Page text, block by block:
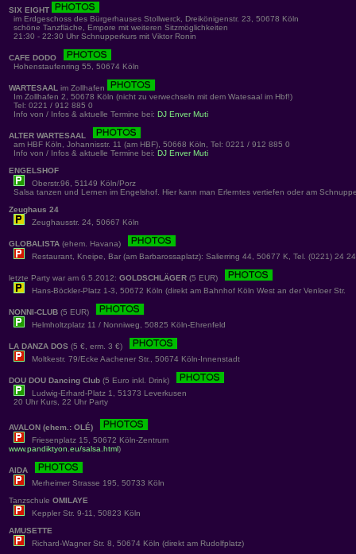
SIX EIGHT
im Erdgeschoss des Bürgerhauses Stollwerck, Dreikönigenstr. 23, 50678 Köln
schöne Tanzfläche, Empore mit weiteren Sitzmöglichkeiten
21:30 - 22:30 Uhr Schnupperkurs mit Viktor Ronin
CAFE DODO
Hohenstaufenring 55, 50674 Köln
WARTESAAL im Zollhafen
Im Zollhafen 2, 50678 Köln (nicht zu verwechseln mit dem Watesaal im Hbf!)
Tel: 0221 / 912 885 0
Info von / Infos & aktuelle Termine bei: DJ Enver Muti
ALTER WARTESAAL
am HBF Köln, Johannisstr. 11 (am HBF), 50668 Köln, Tel: 0221 / 912 885 0
Info von / Infos & aktuelle Termine bei: DJ Enver Muti
ENGELSHOF
Oberstr.96, 51149 Köln/Porz
Salsa tanzen und Lernen im Engelshof. Hier kann man Erlerntes vertiefen oder am
Zeughaus 24
Zeughausstr. 24, 50667 Köln
GLOBALISTA (ehem. Havana)
Restaurant, Kneipe, Bar (am Barbarossaplatz): Salierring 44, 50677 K, Tel. (0221) 24
letzte Party war am 6.5.2012: GOLDSCHLÄGER (5 EUR)
Hans-Böckler-Platz 1-3, 50672 Köln (direkt am Bahnhof Köln West an der Venloer Str.
NONNI-CLUB (5 EUR)
Helmholtzplatz 11 / Nonniweg, 50825 Köln-Ehrenfeld
LA DANZA DOS (5 €, erm. 3 €)
Moltkestr. 79/Ecke Aachener Str., 50674 Köln-Innenstadt
DOU DOU Dancing Club (5 Euro inkl. Drink)
Ludwig-Erhard-Platz 1, 51373 Leverkusen
20 Uhr Kurs, 22 Uhr Party
AVALON (ehem.: OLÉ)
Friesenplatz 15, 50672 Köln-Zentrum
www.pandiktyon.eu/salsa.html)
AIDA
Merheimer Strasse 195, 50733 Köln
Tanzschule OMILAYE
Keppler Str. 9-11, 50823 Köln
AMUSETTE
Richard-Wagner Str. 8, 50674 Köln (direkt am Rudolfplatz)